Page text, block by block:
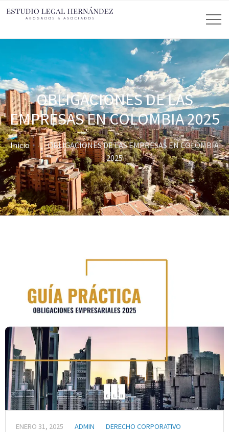
OBLIGACIONES DE LAS
EMPRESAS EN COLOMBIA 2025
Inicio
OBLIGACIONES DE LAS EMPRESAS EN COLOMBIA
2025
ENERO 31, 2025 ADMIN DERECHO CORPORATIVO